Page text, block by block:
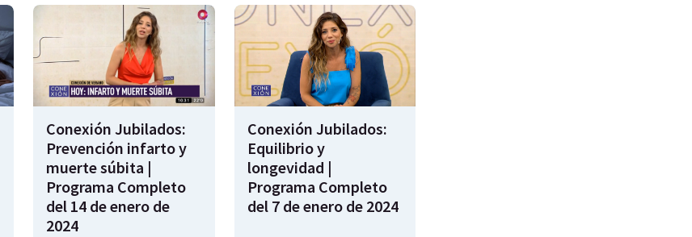
Conexión Jubilados:
Prevención infarto y
muerte súbita |
Programa Completo
del 14 de enero de
2024
Conexión Jubilados:
Equilibrio y
longevidad |
Programa Completo
del 7 de enero de 2024